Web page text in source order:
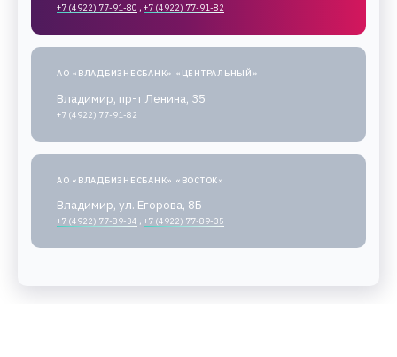
+7 (4922) 77-91-80 , +7 (4922) 77-91-82
АО «ВЛАДБИЗНЕСБАНК» «ЦЕНТРАЛЬНЫЙ»
Владимир, пр-т Ленина, 35
+7 (4922) 77-91-82
АО «ВЛАДБИЗНЕСБАНК» «ВОСТОК»
Владимир, ул. Егорова, 8Б
+7 (4922) 77-89-34 , +7 (4922) 77-89-35